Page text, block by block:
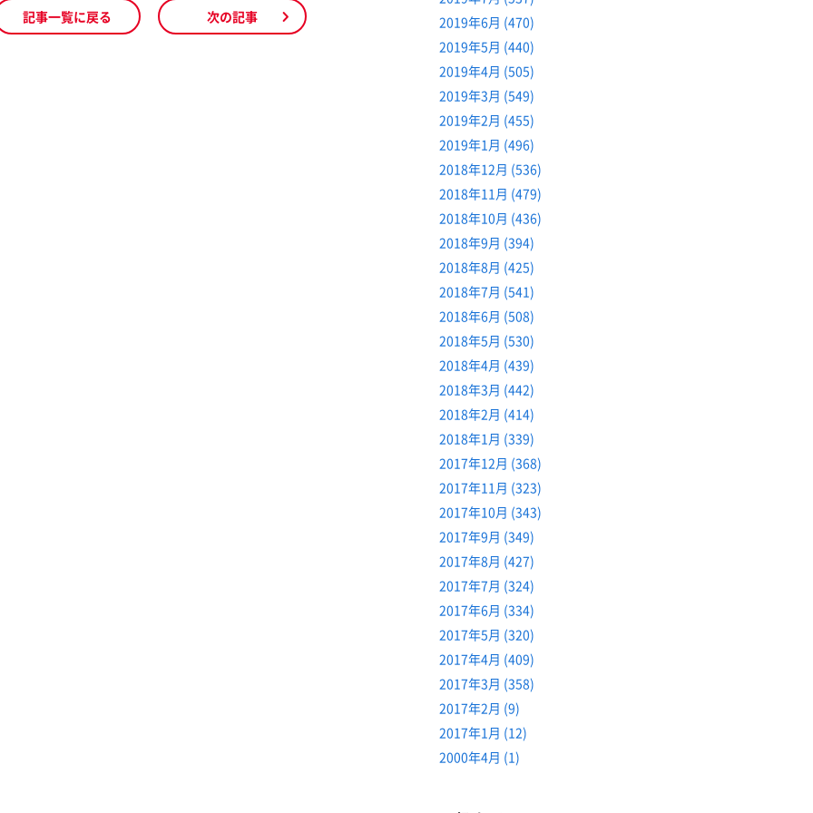
記事一覧に戻る 次の記事
2019年6月 (470)
2019年5月 (440)
2019年4月 (505)
2019年3月 (549)
2019年2月 (455)
2019年1月 (496)
2018年12月 (536)
2018年11月 (479)
2018年10月 (436)
2018年9月 (394)
2018年8月 (425)
2018年7月 (541)
2018年6月 (508)
2018年5月 (530)
2018年4月 (439)
2018年3月 (442)
2018年2月 (414)
2018年1月 (339)
2017年12月 (368)
2017年11月 (323)
2017年10月 (343)
2017年9月 (349)
2017年8月 (427)
2017年7月 (324)
2017年6月 (334)
2017年5月 (320)
2017年4月 (409)
2017年3月 (358)
2017年2月 (9)
2017年1月 (12)
2000年4月 (1)